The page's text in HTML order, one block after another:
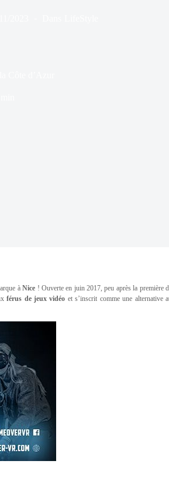
àNice ! Ouverte en juin 2017, peu après la première
férus de jeux vidéo et s’inscrit comme une alternative